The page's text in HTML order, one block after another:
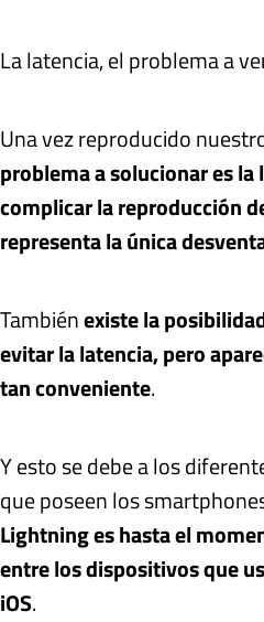
La latencia, el problema a
Una vez reproducido
problema a solucionar es
complicar la reproducción
representa la única
Tambiénexiste la
evitar la latencia, pero
tan conveniente.
Y esto se debe a los
que poseen los
Lightning es hasta el
entre los dispositivos que
iOS.